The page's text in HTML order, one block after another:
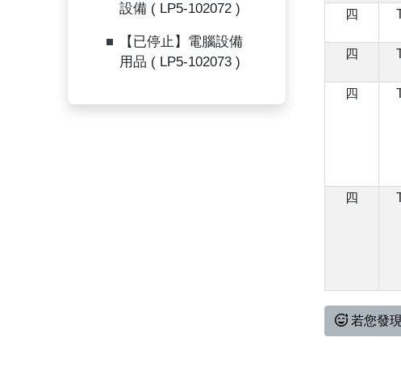
設備 ( LP5-102072 )
【已停止】電腦設備
用品 ( LP5-102073 )
四
四
四
四
若您發